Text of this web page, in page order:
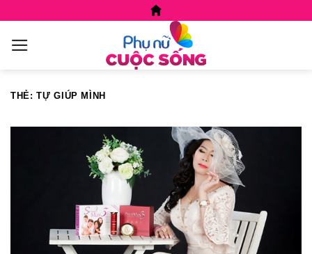
content
THẺ:TỰ GIÚP MÌNH